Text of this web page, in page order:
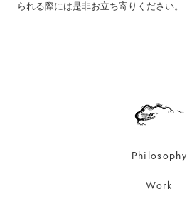
られる際には是非お立ち寄りください。
Philosophy
Work